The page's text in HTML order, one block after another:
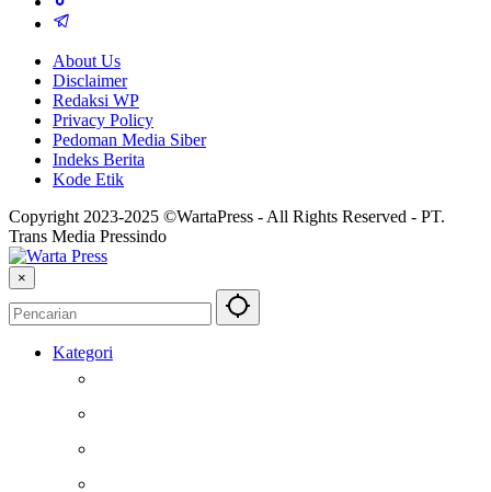
About Us
Disclaimer
Redaksi WP
Privacy Policy
Pedoman Media Siber
Indeks Berita
Kode Etik
Copyright 2023-2025 ©WartaPress - All Rights Reserved - PT.
Trans Media Pressindo
×
Kategori